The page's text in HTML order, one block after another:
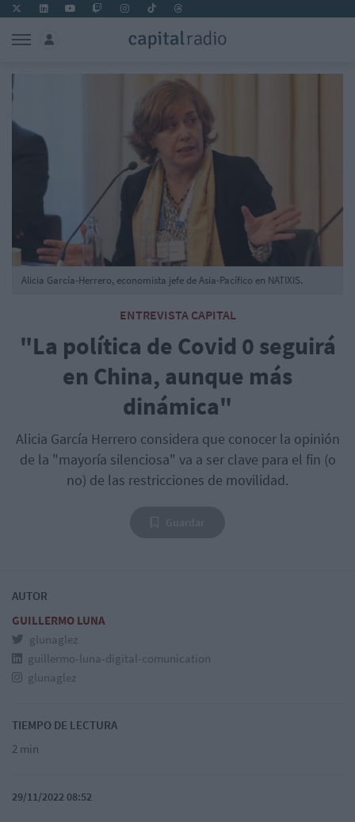
ENTREVISTA CAPITAL
"La política de Covid 0 seguirá
en China, aunque más
dinámica"
Alicia García Herrero considera que conocer la opinión
de la "mayoría silenciosa" va a ser clave para el fin (o
no) de las restricciones de movilidad.
Alicia García-Herrero, economista jefe de Asia-Pacífico en NATIXIS.
AUTOR
GUILLERMO LUNA
glunaglez
guillermo-luna-digital-comunication
glunaglez
TIEMPO DE LECTURA
2 min
29/11/2022 08:52